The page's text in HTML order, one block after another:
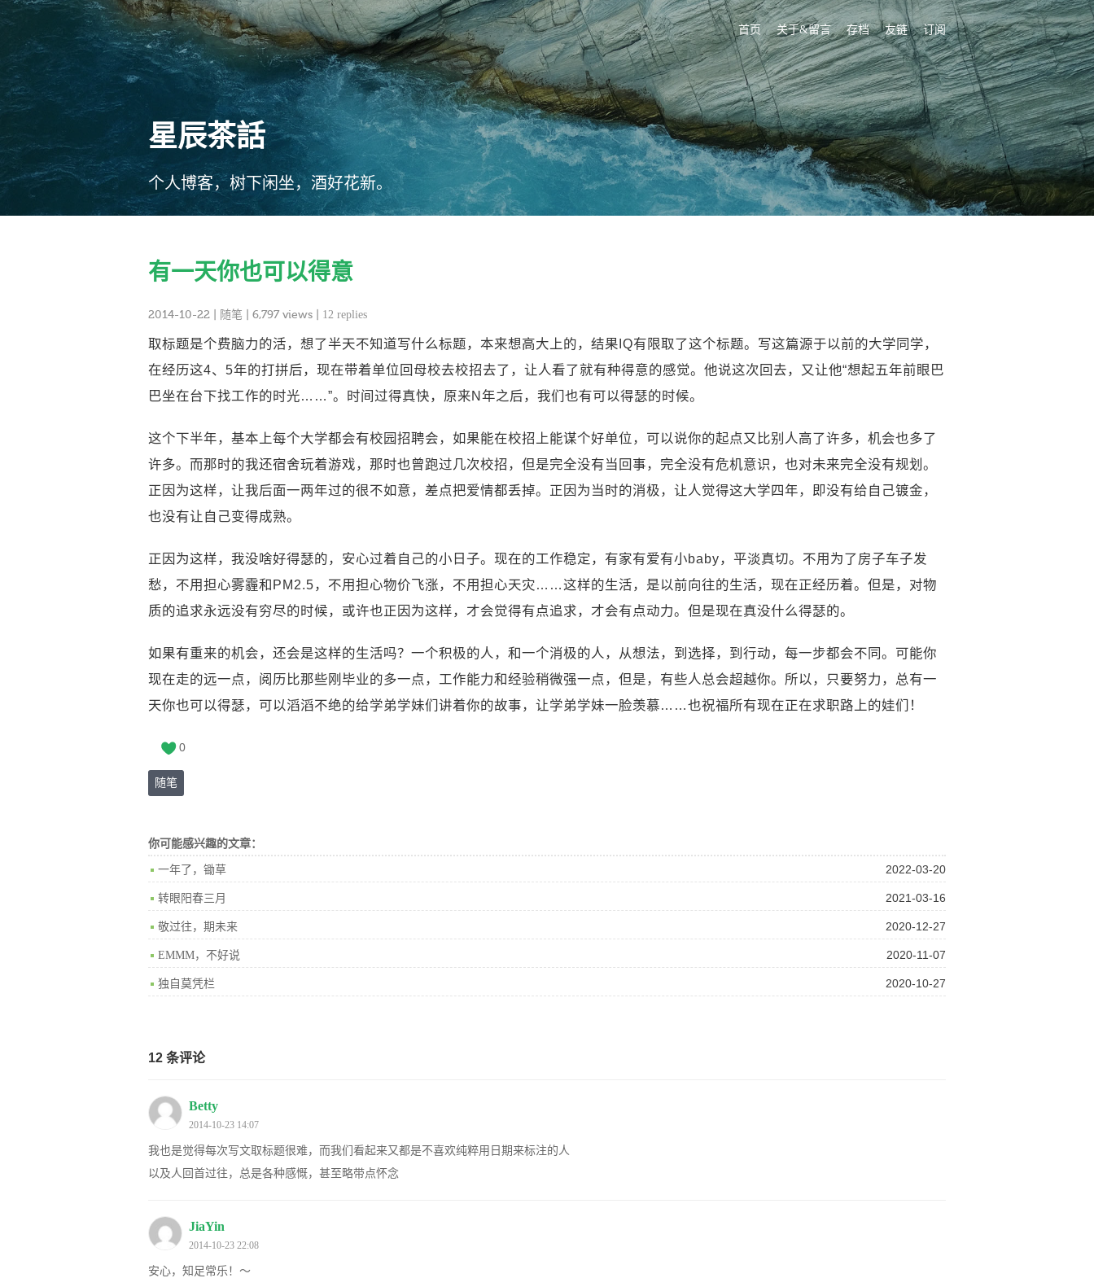
首页 关于&留言 存档 友链 订阅
星辰茶話
个人博客，树下闲坐，酒好花新。
有一天你也可以得意
2014-10-22 随笔 | 6,797 views | 12 replies
取标题是个费脑力的活，想了半天不知道写什么标题，本来想高大上的，结果IQ有限取了这个标题。写这篇源于以前的大学同学，
在经历这4、5年的打拼后，现在带着单位回母校去校招去了，让人看了就有种得意的感觉。他说这次回去，又让他“想起五年前眼巴
巴坐在台下找工作的时光……”。时间过得真快，原来N年之后，我们也有可以得瑟的时候。
这个下半年，基本上每个大学都会有校园招聘会，如果能在校招上能谋个好单位，可以说你的起点又比别人高了许多，机会也多了
许多。而那时的我还宿舍玩着游戏，那时也曾跑过几次校招，但是完全没有当回事，完全没有危机意识，也对未来完全没有规划。
正因为这样，让我后面一两年过的很不如意，差点把爱情都丢掉。正因为当时的消极，让人觉得这大学四年，即没有给自己镀金，
也没有让自己变得成熟。
正因为这样，我没啥好得瑟的，安心过着自己的小日子。现在的工作稳定，有家有爱有小baby，平淡真切。不用为了房子车子发
愁，不用担心雾霾和PM2.5，不用担心物价飞涨，不用担心天灾……这样的生活，是以前向往的生活，现在正经历着。但是，对物
质的追求永远没有穷尽的时候，或许也正因为这样，才会觉得有点追求，才会有点动力。但是现在真没什么得瑟的。
如果有重来的机会，还会是这样的生活吗？一个积极的人，和一个消极的人，从想法，到选择，到行动，每一步都会不同。可能你
现在走的远一点，阅历比那些刚毕业的多一点，工作能力和经验稍微强一点，但是，有些人总会超越你。所以，只要努力，总有一
天你也可以得瑟，可以滔滔不绝的给学弟学妹们讲着你的故事，让学弟学妹一脸羡慕……也祝福所有现在正在求职路上的娃们！
0
随笔
你可能感兴趣的文章：
2022-03-20
一年了，锄草
2021-03-16
转眼阳春三月
2020-12-27
敬过往，期未来
2020-11-07
EMMM，不好说
2020-10-27
独自莫凭栏
12 条评论
Betty
2014-10-23 14:07
我也是觉得每次写文取标题很难，而我们看起来又都是不喜欢纯粹用日期来标注的人
以及人回首过往，总是各种感慨，甚至略带点怀念
JiaYin
2014-10-23 22:08
安心，知足常乐！～